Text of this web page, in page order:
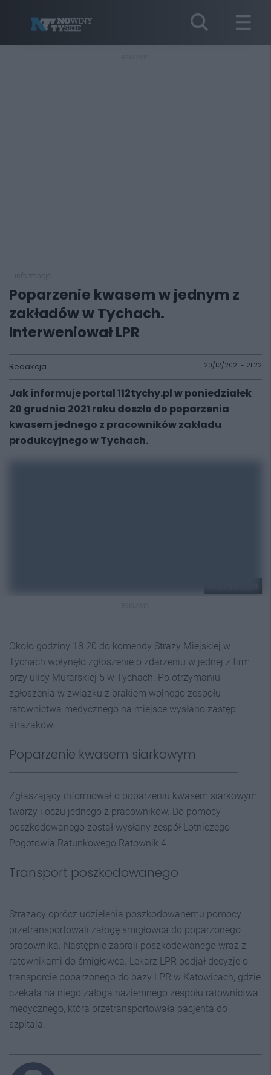
Poparzenie kwasem w jednym z
zakładów w Tychach.
Interweniował LPR
Redakcja 20/12/2021 - 21:22
Jak informuje portal 112tychy.pl w poniedziałek
20 grudnia 2021 roku doszło do poparzenia
kwasem jednego z pracowników zakładu
produkcyjnego w Tychach.
Około godziny 18.20 do komendy Straży Miejskiej w
Tychach wpłynęło zgłoszenie o zdarzeniu w jednej z firm
przy ulicy Murarskiej 5 w Tychach. Po otrzymaniu
zgłoszenia w związku z brakiem wolnego zespołu
ratownictwa medycznego na miejsce wysłano zastęp
strażaków.
Poparzenie kwasem siarkowym
Zgłaszający informował o poparzeniu kwasem siarkowym
twarzy i oczu jednego z pracowników. Do pomocy
poszkodowanego został wysłany zespół Lotniczego
Pogotowia Ratunkowego Ratownik 4.
Transport poszkodowanego
Strażacy oprócz udzielenia poszkodowanemu pomocy
przetransportowali załogę śmigłowca do poparzonego
pracownika. Następnie zabrali poszkodowanego wraz z
ratownikami do śmigłowca. Lekarz LPR podjął decyzje o
transporcie poparzonego do bazy LPR w Katowicach, gdzie
czekała na niego załoga naziemnego zespołu ratownictwa
medycznego, która przetransportowała pacjenta do
szpitala.